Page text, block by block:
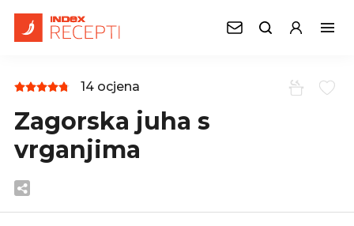
14 ocjena
Zagorska juha s
vrganjima